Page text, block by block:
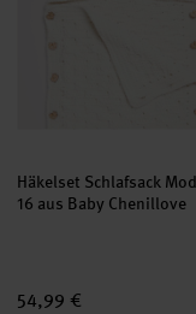
Häkelset Schlafsack
16 aus Baby Chenillove
54,99 €